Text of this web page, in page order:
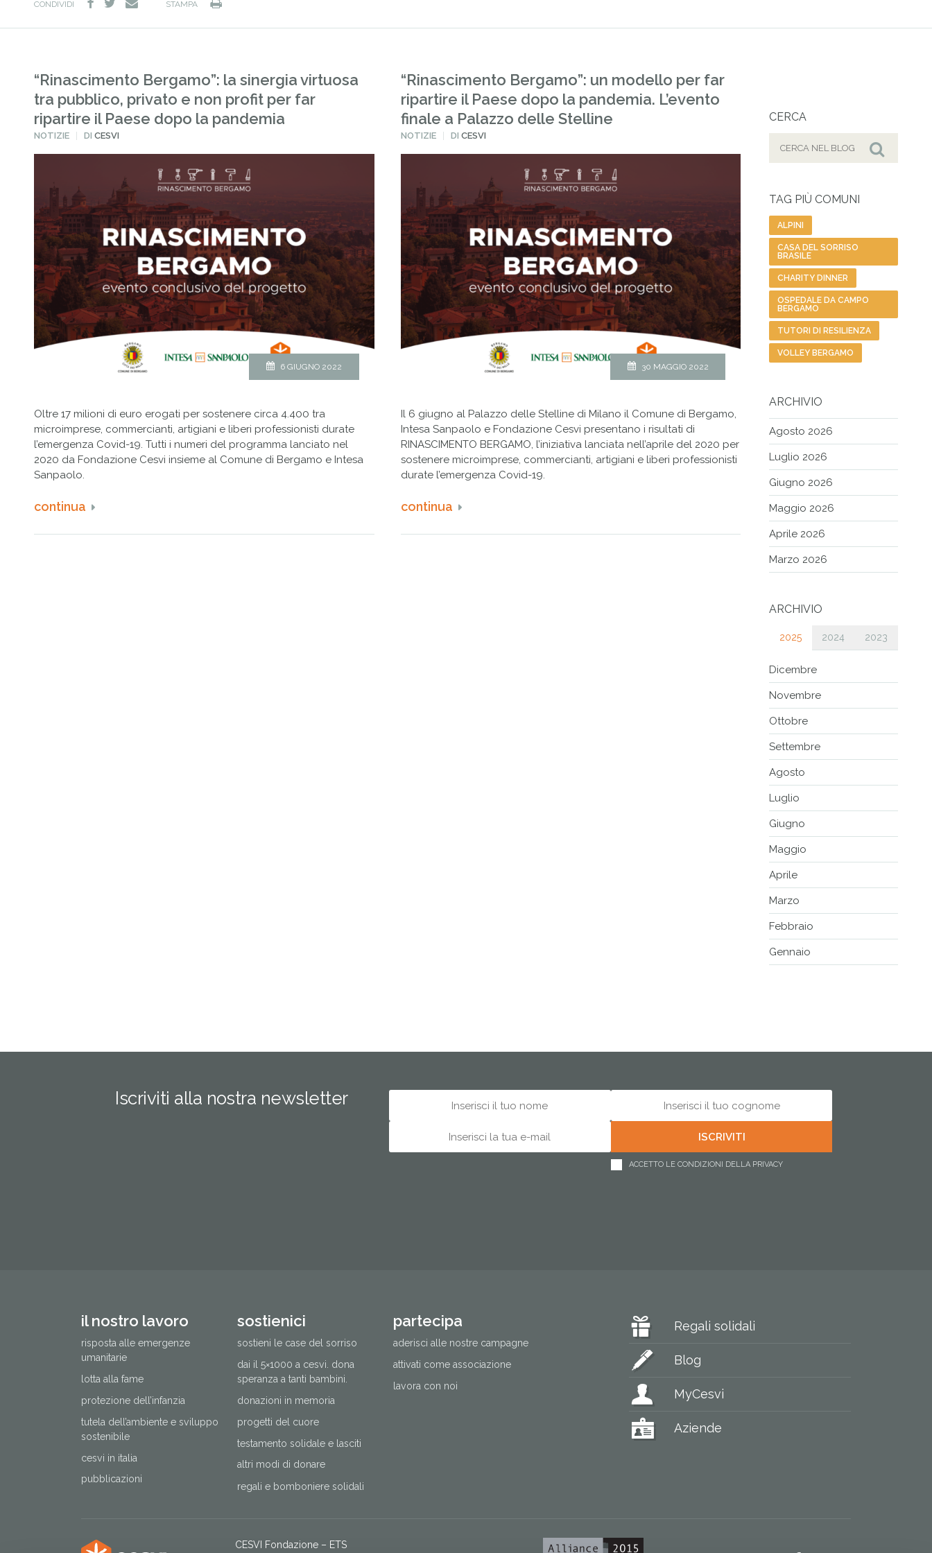
CONDIVIDI
e-
STAMPA
“Rinascimento Bergamo”: la sinergia virtuosa
tra pubblico, privato e non profit per far
ripartire il Paese dopo la pandemia
PUBBLICATO
NOTIZIE DICESVI
6 GIUGNO 2022
Oltre 17 milioni di euro erogati per sostenere circa 4.400 tra
microimprese, commercianti, artigiani e liberi professionisti durate
l’emergenza Covid-19. Tutti i numeri del programma lanciato nel
2020 da Fondazione Cesvi insieme al Comune di Bergamo e Intesa
Sanpaolo.
continua
“Rinascimento Bergamo”: un modello per far
ripartire il Paese dopo la pandemia. L’evento
finale a Palazzo delle Stelline
PUBBLICATO
NOTIZIE DICESVI
30 MAGGIO 2022
Il 6 giugno al Palazzo delle Stelline di Milano il Comune di Bergamo,
Intesa Sanpaolo e Fondazione Cesvi presentano i risultati di
RINASCIMENTO BERGAMO, l’iniziativa lanciata nell’aprile del 2020 per
sostenere microimprese, commercianti, artigiani e liberi professionisti
durate l’emergenza Covid-19.
continua
CERCA
Cerca
TAG PIÙ COMUNI
ALPINI
CASA DEL SORRISO
BRASILE
CHARITY DINNER
OSPEDALE DA CAMPO
BERGAMO
TUTORI DI RESILIENZA
VOLLEY BERGAMO
ARCHIVIO
Agosto 2026
Luglio 2026
Giugno 2026
Maggio 2026
Aprile 2026
Marzo 2026
ARCHIVIO
2025 2024 2023
Dicembre
Novembre
Ottobre
Settembre
Agosto
Luglio
Giugno
Maggio
Aprile
Marzo
Febbraio
Gennaio
Iscriviti alla nostra newsletter
ACCETTO LE CONDIZIONI DELLA PRIVACY
il nostro lavoro
risposta alle emergenze
umanitarie
lotta alla fame
protezione dell’infanzia
tutela dell’ambiente e sviluppo
sostenibile
cesvi in italia
pubblicazioni
sostienici
sostieni le case del sorriso
dai il 5×1000 a cesvi. dona
speranza a tanti bambini.
donazioni in memoria
progetti del cuore
testamento solidale e lasciti
altri modi di donare
regali e bomboniere solidali
partecipa
aderisci alle nostre campagne
attivati come associazione
lavora con noi
Regali solidali
Blog
MyCesvi
Aziende
CESVI Fondazione – ETS